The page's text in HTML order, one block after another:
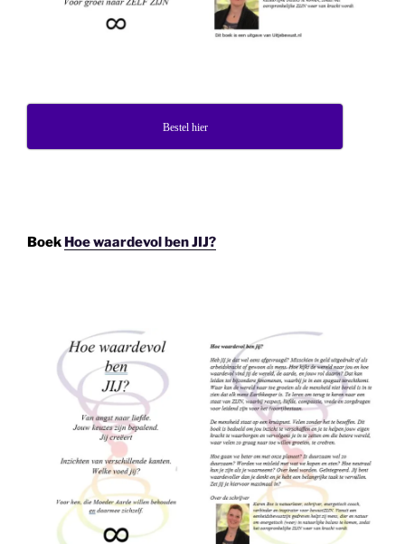
Bestel hier
Boek Hoe waardevol ben JIJ?